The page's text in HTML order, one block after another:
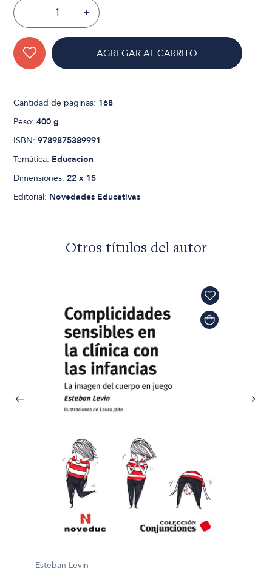
- +
AGREGAR AL CARRITO
Cantidad de páginas: 168
Peso:400 g
ISBN:9789875389991
Temática: Educacion
Dimensiones:22 x 15
Editorial: Novedades Educativas
Otros títulos del autor
Esteban Levin